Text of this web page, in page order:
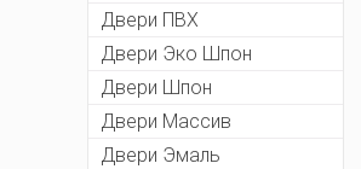
Двери ПВХ
Двери Эко Шпон
Двери Шпон
Двери Массив
Двери Эмаль